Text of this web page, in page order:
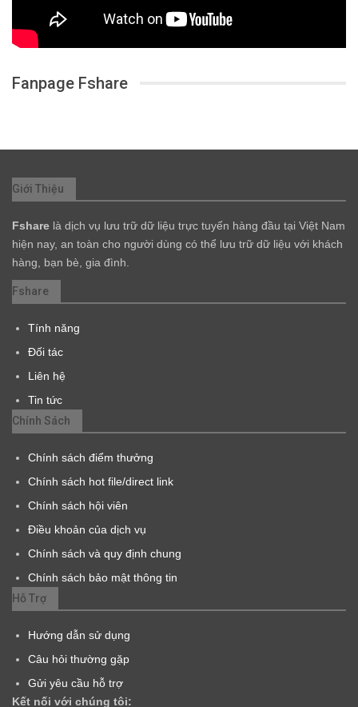
Fanpage Fshare
Giới Thiệu
Fshare là dịch vụ lưu trữ dữ liệu trực tuyến hàng đầu tại Việt Nam
hiện nay, an toàn cho người dùng có thể lưu trữ dữ liệu với khách
hàng, bạn bè, gia đình.
Fshare
Tính năng
Đối tác
Liên hệ
Tin tức
Chính Sách
Chính sách điểm thưởng
Chính sách hot file/direct link
Chính sách hội viên
Điều khoản của dịch vụ
Chính sách và quy định chung
Chính sách bảo mật thông tin
Hỗ Trợ
Hướng dẫn sử dụng
Câu hỏi thường gặp
Gửi yêu cầu hỗ trợ
Kết nối với chúng tôi: